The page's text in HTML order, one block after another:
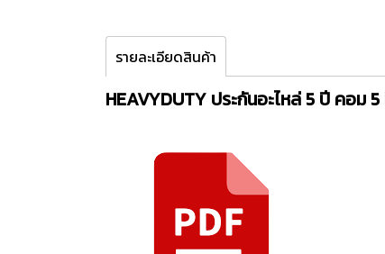
รายละเอียดสินค้า
HEAVYDUTY ประกันอะไหล่ 5 ปี คอม